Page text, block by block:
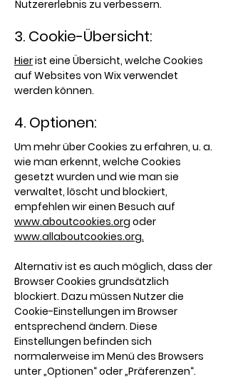
Nutzererlebnis zu verbessern.
3. Cookie-Übersicht:
Hierist eine Übersicht, welche Cookies
auf Websites von Wix verwendet
werden können.
4. Optionen:
Um mehr über Cookies zu erfahren, u. a.
wie man erkennt, welche Cookies
gesetzt wurden und wie man sie
verwaltet, löscht und blockiert,
empfehlen wir einen Besuch auf
www.aboutcookies.org oder
www.allaboutcookies.org.
Alternativ ist es auch möglich, dass der
Browser Cookies grundsätzlich
blockiert. Dazu müssen Nutzer die
Cookie-Einstellungen im Browser
entsprechend ändern. Diese
Einstellungen befinden sich
normalerweise im Menü des Browsers
unter „Optionen“ oder „Präferenzen“.